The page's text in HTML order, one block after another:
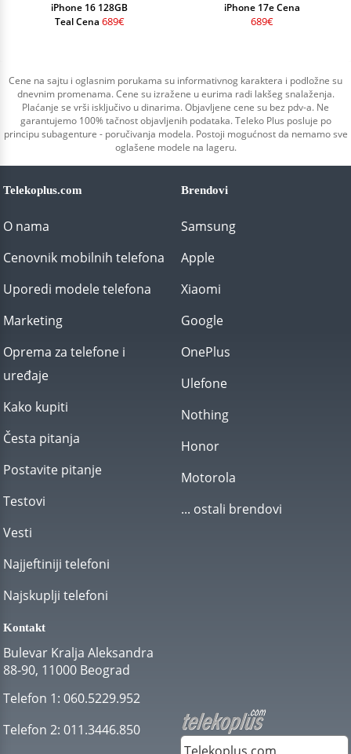
iPhone 16 128GB
Teal Cena 689€
iPhone 17e Cena
689€
Cene na sajtu i oglasnim porukama su informativnog karaktera i podložne su
dnevnim promenama. Cene su izražene u eurima radi lakšeg snalaženja.
Plaćanje se vrši isključivo u dinarima. Objavljene cene su bez pdv-a. Ne
garantujemo 100% tačnost objavljenih podataka. Teleko Plus posluje po
principu subagenture - poručivanja modela. Postoji mogućnost da nemamo sve
oglašene modele na lageru.
Telekoplus.com
O nama
Cenovnik mobilnih telefona
Uporedi modele telefona
Marketing
Oprema za telefone i
uređaje
Kako kupiti
Česta pitanja
Postavite pitanje
Testovi
Vesti
Najjeftiniji telefoni
Najskuplji telefoni
Brendovi
Samsung
Apple
Xiaomi
Google
OnePlus
Ulefone
Nothing
Honor
Motorola
... ostali brendovi
Kontakt
Bulevar Kralja Aleksandra
88-90, 11000 Beograd
Telefon 1: 060.5229.952
Telefon 2: 011.3446.850
Telekoplus.com